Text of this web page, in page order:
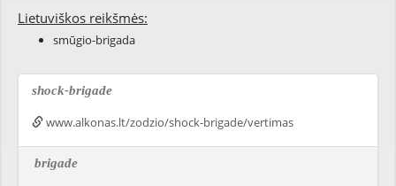
Lietuviškos reikšmės:
smūgio-brigada
shock-brigade
www.alkonas.lt/zodzio/shock-brigade/vertimas
brigade